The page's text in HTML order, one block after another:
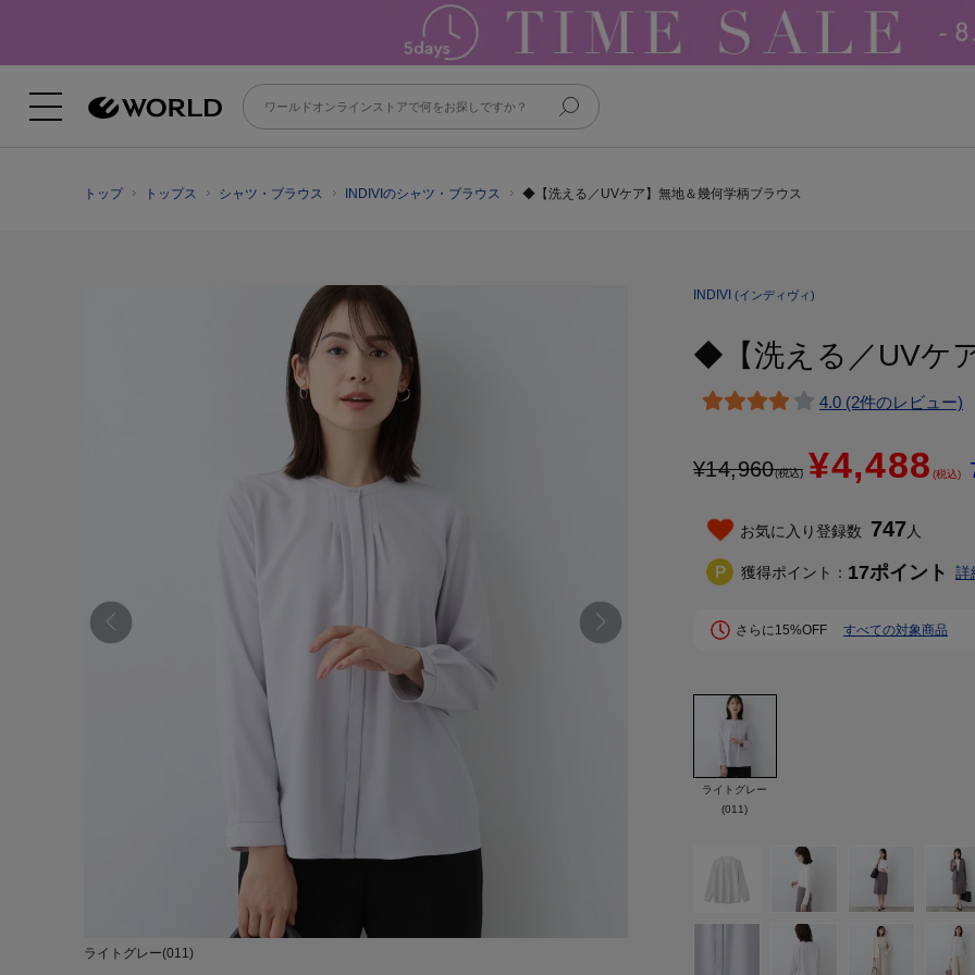
トップ トップス シャツ・ブラウス INDIVIのシャツ・ブラウス ◆【洗える／UVケア】無地＆幾何学柄ブラウス
ライトグレー(011)
INDIVI (インディヴィ)
◆【洗える／UVケ
4.0 (2件のレビュー)
¥14,960(税込) ¥4,488(税込)
お気に入り登録数 747人
獲得ポイント： 17ポイント 詳
さらに15%OFF すべての対象商品
ライトグレー
(011)